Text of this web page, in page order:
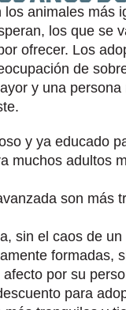
animales más
los que se
ofrecer. Los
de
y una
y ya educado
muchos adultos
son más
sin el caos de
formadas,
por su
para